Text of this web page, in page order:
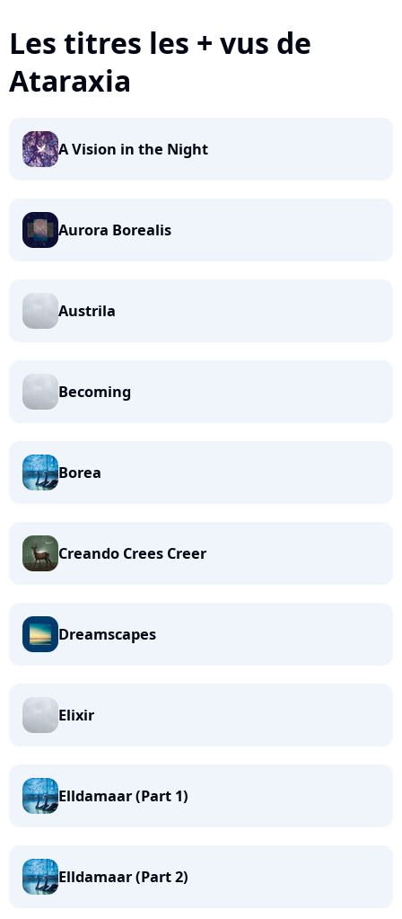
Les titres les + vus de
Ataraxia
A Vision in the Night
Aurora Borealis
Austrila
Becoming
Borea
Creando Crees Creer
Dreamscapes
Elixir
Elldamaar (Part 1)
Elldamaar (Part 2)